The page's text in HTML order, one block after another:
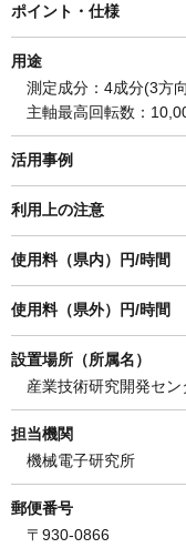
ポイント・仕様
用途
測定成分：4成分(3方
主軸最高回転数：
活用事例
利用上の注意
使用料（県内）円/時間
使用料（県外）円/時間
設置場所（所属名）
産業技術研究開発セン
担当機関
機械電子研究所
郵便番号
〒930-0866